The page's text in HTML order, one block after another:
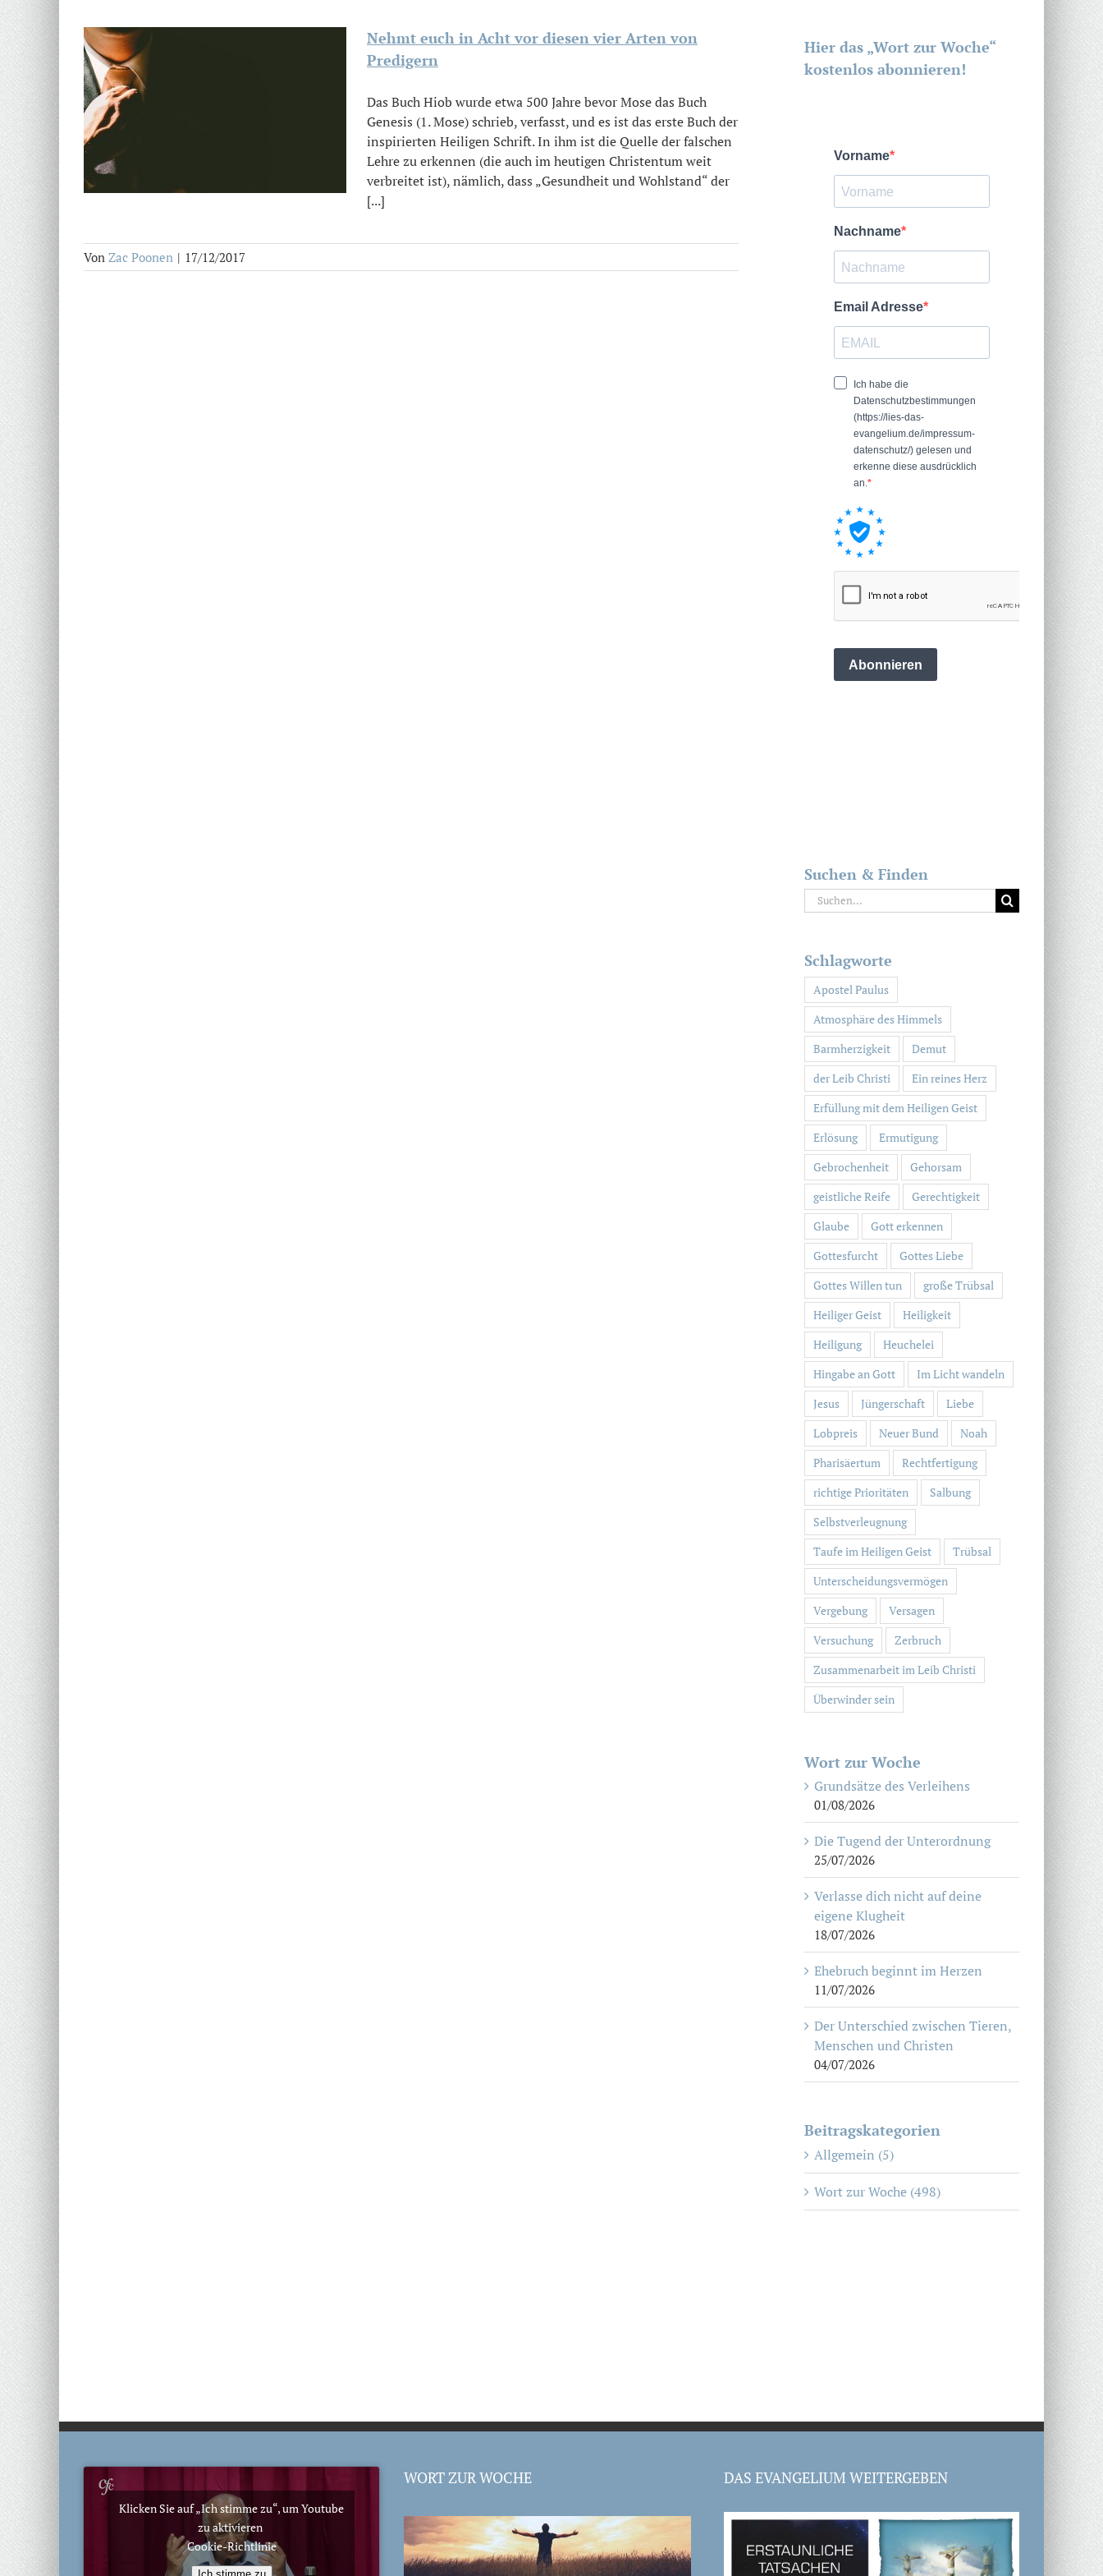
Nehmt euch in Acht vor diesen vier Arten von
Predigern
Das Buch Hiob wurde etwa 500 Jahre bevor Mose das Buch
Genesis (1. Mose) schrieb, verfasst, und es ist das erste Buch der
inspirierten Heiligen Schrift. In ihm ist die Quelle der falschen
Lehre zu erkennen (die auch im heutigen Christentum weit
verbreitet ist), nämlich, dass „Gesundheit und Wohlstand“ der
[...]
Von Zac Poonen | 17/12/2017
Hier das „Wort zur Woche“
kostenlos abonnieren!
Suchen & Finden
Suche
nach:
Schlagworte
Apostel Paulus
Atmosphäre des Himmels
Barmherzigkeit
Demut
der Leib Christi
Ein reines Herz
Erfüllung mit dem Heiligen Geist
Erlösung
Ermutigung
Gebrochenheit
Gehorsam
geistliche Reife
Gerechtigkeit
Glaube
Gott erkennen
Gottesfurcht
Gottes Liebe
Gottes Willen tun
große Trübsal
Heiliger Geist
Heiligkeit
Heiligung
Heuchelei
Hingabe an Gott
Im Licht wandeln
Jesus
Jüngerschaft
Liebe
Lobpreis
Neuer Bund
Noah
Pharisäertum
Rechtfertigung
richtige Prioritäten
Salbung
Selbstverleugnung
Taufe im Heiligen Geist
Trübsal
Unterscheidungsvermögen
Vergebung
Versagen
Versuchung
Zerbruch
Zusammenarbeit im Leib Christi
Überwinder sein
Wort zur Woche
Grundsätze des Verleihens
01/08/2026
Die Tugend der Unterordnung
25/07/2026
Verlasse dich nicht auf deine
eigene Klugheit
18/07/2026
Ehebruch beginnt im Herzen
11/07/2026
Der Unterschied zwischen Tieren,
Menschen und Christen
04/07/2026
Beitragskategorien
Allgemein (5)
Wort zur Woche (498)
Klicken Sie auf „Ich stimme zu“, um Youtube
zu aktivieren
Cookie-Richtlinie
WORT ZUR WOCHE DAS EVANGELIUM WEITERGEBEN